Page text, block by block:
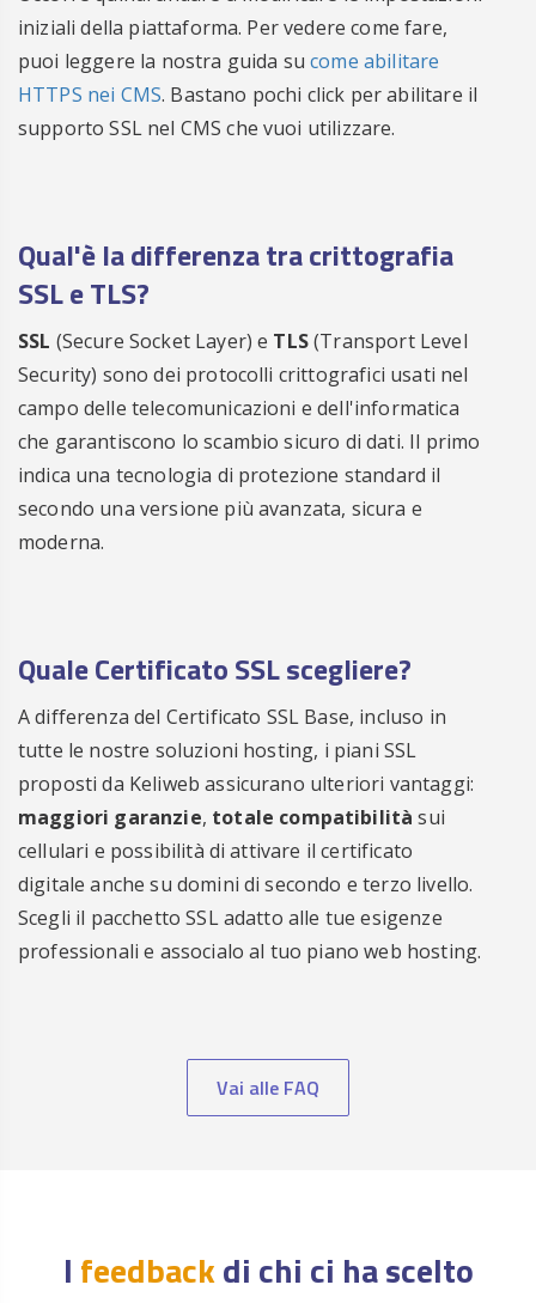
iniziali della piattaforma. Per vedere come fare,
puoi leggere la nostra guida sucome abilitare
HTTPS nei CMS. Bastano pochi click per abilitare il
supporto SSL nel CMS che vuoi utilizzare.
Qual'è la differenza tra crittografia
SSL e TLS?
SSL (Secure Socket Layer) e TLS(Transport Level
Security) sono dei protocolli crittografici usati nel
campo delle telecomunicazioni e dell'informatica
che garantiscono lo scambio sicuro di dati. Il primo
indica una tecnologia di protezione standard il
secondo una versione più avanzata, sicura e
moderna.
Quale Certificato SSL scegliere?
A differenza del Certificato SSL Base, incluso in
tutte le nostre soluzioni hosting, i piani SSL
proposti da Keliweb assicurano ulteriori vantaggi:
maggiori garanzie, totale compatibilità sui
cellulari e possibilità di attivare il certificato
digitale anche su domini di secondo e terzo livello.
Scegli il pacchetto SSL adatto alle tue esigenze
professionali e associalo al tuo piano web hosting.
Vai alle FAQ
I feedbackdi chi ci ha scelto